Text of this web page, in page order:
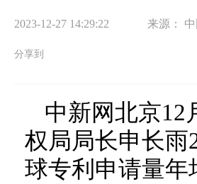
2023-12-27 14:29:22 来源：
分享到
中新网北京12
权局局长申长雨
球专利申请量年